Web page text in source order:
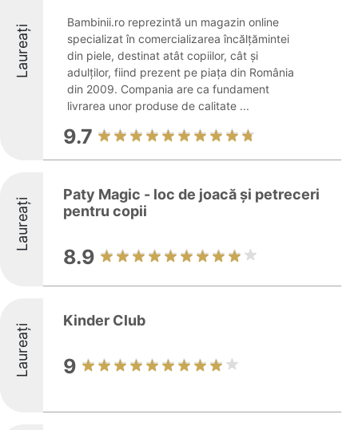
Laureați
Bambinii.ro reprezintă un magazin online
specializat în comercializarea încălțămintei
din piele, destinat atât copiilor, cât și
adulților, fiind prezent pe piața din România
din 2009. Compania are ca fundament
livrarea unor produse de calitate ...
9.7
Laureați
Paty Magic - loc de joacă și petreceri
pentru copii
8.9
Laureați
Kinder Club
9